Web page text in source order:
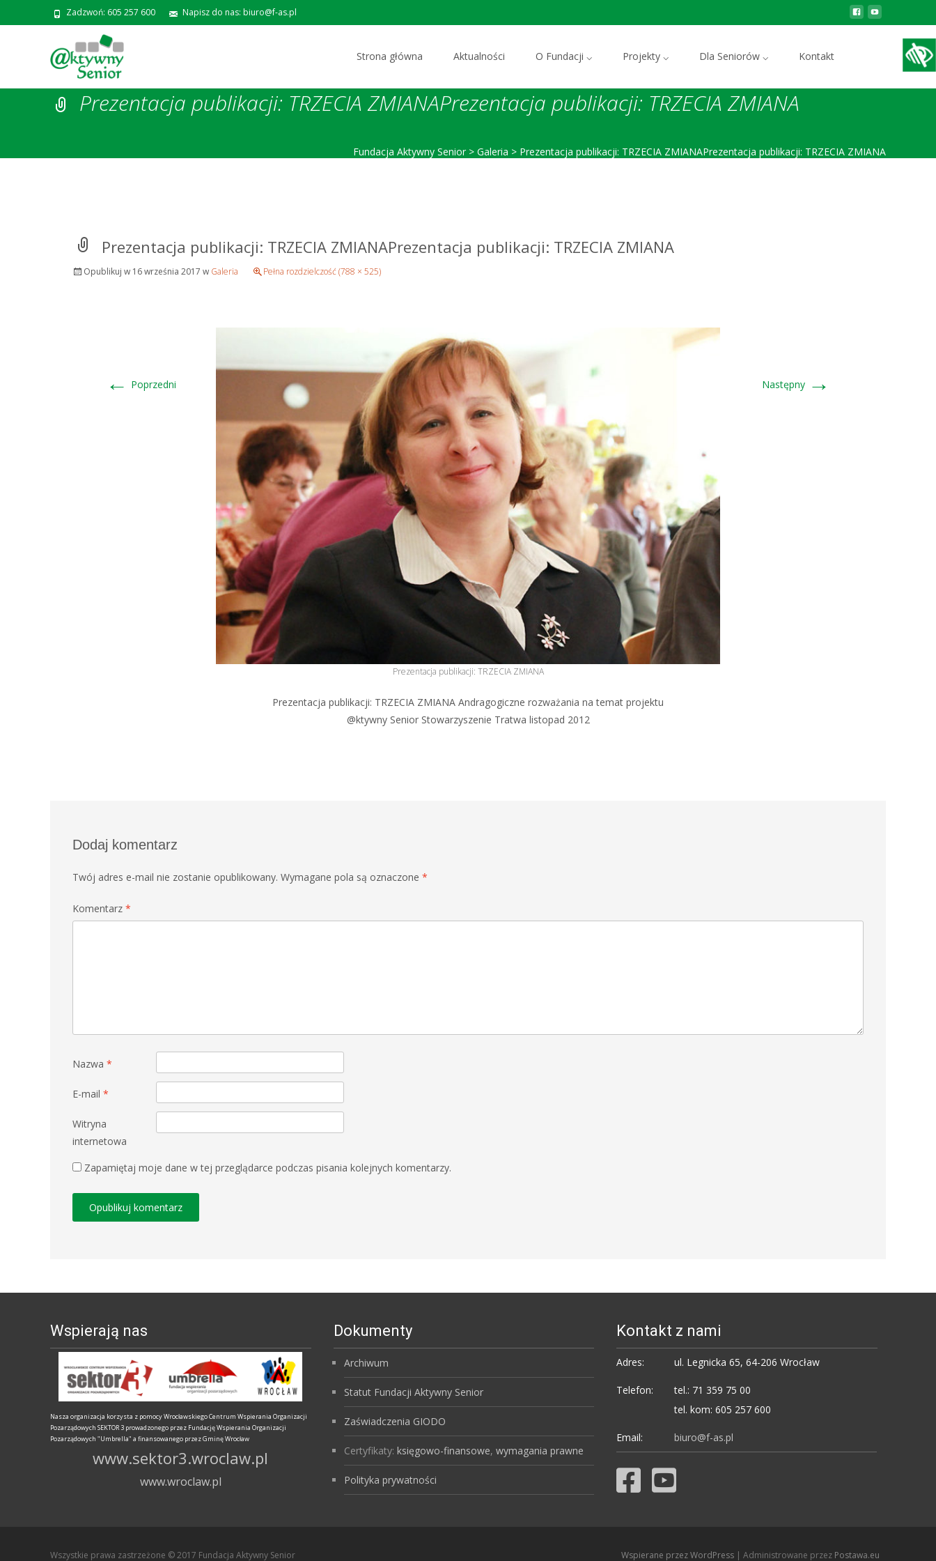
Zadzwoń: 605 257 600 Napisz do nas: biuro@f-as.pl
Strona główna
Aktualności O Fundacji ⌵ Projekty ⌵ Dla Seniorów ⌵ Kontakt
Prezentacja publikacji: TRZECIA ZMIANAPrezentacja publikacji: TRZECIA ZMIANA
Fundacja Aktywny Senior> Galeria > Prezentacja publikacji: TRZECIA ZMIANAPrezentacja publikacji: TRZECIA ZMIANA
Prezentacja publikacji: TRZECIA ZMIANAPrezentacja publikacji: TRZECIA ZMIANA
Opublikuj w 16 września 2017 w Galeria Pełna rozdzielczość (788 × 525)
← Poprzedni Następny →
Prezentacja publikacji: TRZECIA ZMIANA
Prezentacja publikacji: TRZECIA ZMIANA Andragogiczne rozważania na temat projektu
@ktywny Senior Stowarzyszenie Tratwa listopad 2012
Dodaj komentarz
Twój adres e-mail nie zostanie opublikowany. Wymagane pola są oznaczone *
Komentarz *
Nazwa *
E-mail *
Witryna
internetowa
Zapamiętaj moje dane w tej przeglądarce podczas pisania kolejnych komentarzy.
Wspierają nas
Nasza organizacja korzysta z pomocy Wrocławskiego Centrum Wspierania Organizacji
Pozarządowych SEKTOR 3 prowadzonego przez Fundację Wspierania Organizacji
Pozarządowych "Umbrella" a finansowanego przez Gminę Wrocław
www.sektor3.wroclaw.pl
www.wroclaw.pl
Dokumenty
Archiwum
Statut Fundacji Aktywny Senior
Zaświadczenia GIODO
Certyfikaty: księgowo-finansowe, wymagania prawne
Polityka prywatności
Kontakt z nami
Adres: ul. Legnicka 65, 64-206 Wrocław
Telefon:
tel.: 71 359 75 00
tel. kom: 605 257 600
Email: biuro@f-as.pl
Wszystkie prawa zastrzeżone © 2017 Fundacja Aktywny Senior Wspierane przez WordPress | Administrowane przez Postawa.eu